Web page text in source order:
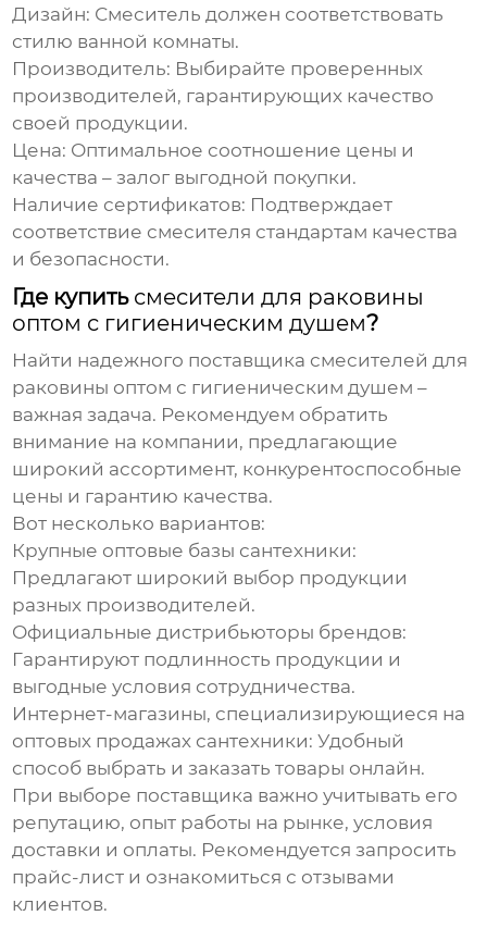
Дизайн: Смеситель должен соответствовать
стилю ванной комнаты.
Производитель: Выбирайте проверенных
производителей, гарантирующих качество
своей продукции.
Цена: Оптимальное соотношение цены и
качества – залог выгодной покупки.
Наличие сертификатов: Подтверждает
соответствие смесителя стандартам качества
и безопасности.
Где купить смесители для раковины
оптом с гигиеническим душем?
Найти надежного поставщика смесителей для
раковины оптом с гигиеническим душем –
важная задача. Рекомендуем обратить
внимание на компании, предлагающие
широкий ассортимент, конкурентоспособные
цены и гарантию качества.
Вот несколько вариантов:
Крупные оптовые базы сантехники:
Предлагают широкий выбор продукции
разных производителей.
Официальные дистрибьюторы брендов:
Гарантируют подлинность продукции и
выгодные условия сотрудничества.
Интернет-магазины, специализирующиеся на
оптовых продажах сантехники: Удобный
способ выбрать и заказать товары онлайн.
При выборе поставщика важно учитывать его
репутацию, опыт работы на рынке, условия
доставки и оплаты. Рекомендуется запросить
прайс-лист и ознакомиться с отзывами
клиентов.